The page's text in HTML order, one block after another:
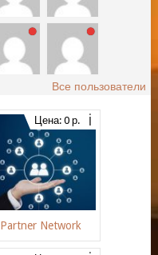
Все пользователи
Цена: 0 р.
Partner Network